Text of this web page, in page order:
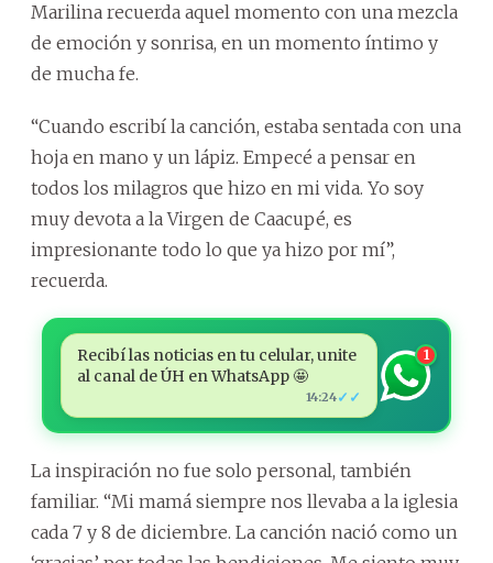
Marilina recuerda aquel momento con una mezcla
de emoción y sonrisa, en un momento íntimo y
de mucha fe.
“Cuando escribí la canción, estaba sentada con una
hoja en mano y un lápiz. Empecé a pensar en
todos los milagros que hizo en mi vida. Yo soy
muy devota a la Virgen de Caacupé, es
impresionante todo lo que ya hizo por mí”,
recuerda.
Recibí las noticias en tu celular, unite
al canal de ÚH en WhatsApp 🤩
14:24✓✓
1
La inspiración no fue solo personal, también
familiar. “Mi mamá siempre nos llevaba a la iglesia
cada 7 y 8 de diciembre. La canción nació como un